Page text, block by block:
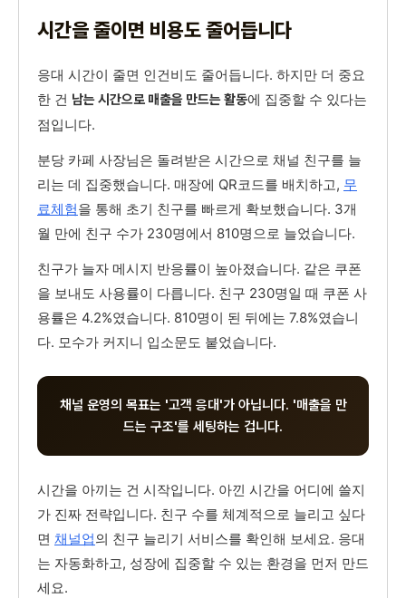
시간을 줄이면 비용도 줄어듭니다
응대 시간이 줄면 인건비도 줄어듭니다. 하지만 더 중요
한 건 남는 시간으로 매출을 만드는 활동에 집중할 수 있다는
점입니다.
분당 카페 사장님은 돌려받은 시간으로 채널 친구를 늘
리는 데 집중했습니다. 매장에 QR코드를 배치하고, 무
료체험을 통해 초기 친구를 빠르게 확보했습니다. 3개
월 만에 친구 수가 230명에서 810명으로 늘었습니다.
친구가 늘자 메시지 반응률이 높아졌습니다. 같은 쿠폰
을 보내도 사용률이 다릅니다. 친구 230명일 때 쿠폰 사
용률은 4.2%였습니다. 810명이 된 뒤에는 7.8%였습니
다. 모수가 커지니 입소문도 붙었습니다.
채널 운영의 목표는 '고객 응대'가 아닙니다. '매출을 만
드는 구조'를 세팅하는 겁니다.
시간을 아끼는 건 시작입니다. 아낀 시간을 어디에 쓸지
가 진짜 전략입니다. 친구 수를 체계적으로 늘리고 싶다
면 채널업의 친구 늘리기 서비스를 확인해 보세요. 응대
는 자동화하고, 성장에 집중할 수 있는 환경을 먼저 만드
세요.